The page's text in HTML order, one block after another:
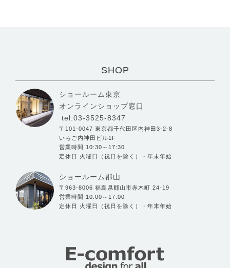
SHOP
ショールーム東京
オンラインショップ窓口
tel.03-3525-8347
〒101-0047 東京都千代田区内神田3-2-8
いちご内神田ビル1F
営業時間 10:30～17:30
定休日 火曜日（祝日を除く）・年末年始
ショールーム郡山
〒963-8006 福島県郡山市赤木町 24-19
営業時間 10:00～17:00
定休日 火曜日（祝日を除く）・年末年始